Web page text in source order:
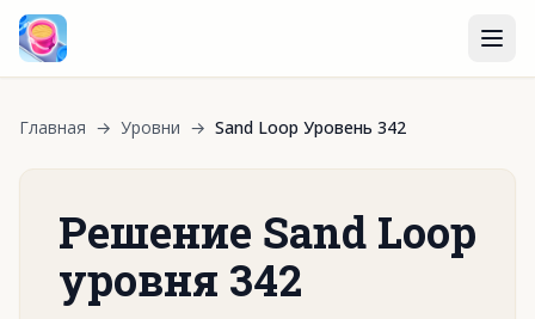
Главная → Уровни → Sand Loop Уровень 342
Решение Sand Loop
уровня 342